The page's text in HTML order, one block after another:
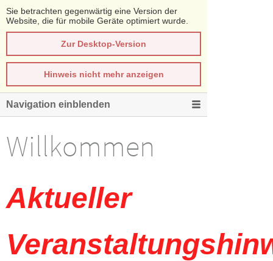
Sie betrachten gegenwärtig eine Version der
Website, die für mobile Geräte optimiert wurde.
Zur Desktop-Version
Hinweis nicht mehr anzeigen
Navigation einblenden
Willkommen
Aktueller